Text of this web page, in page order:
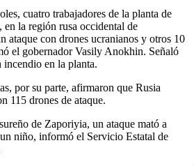
cuatro trabajadores de la planta de
la región rusa occidental de
ataque con drones ucranianos y otros 10
el gobernador Vasily Anokhin. Señaló
incendio en la planta.
por su parte, afirmaron que Rusia
115 drones de ataque.
de Zaporiyia, un ataque mató a
niño, informó el Servicio Estatal de